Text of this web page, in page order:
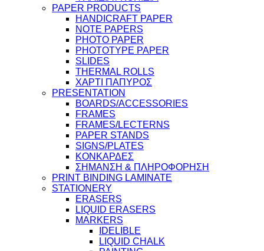
PAPER PRODUCTS
HANDICRAFT PAPER
NOTE PAPERS
PHOTO PAPER
PHOTOTYPE PAPER
SLIDES
THERMAL ROLLS
ΧΑΡΤΙ ΠΑΠΥΡΟΣ
PRESENTATION
BOARDS/ACCESSORIES
FRAMES
FRAMES/LECTERNS
PAPER STANDS
SIGNS/PLATES
ΚΟΝΚΑΡΔΕΣ
ΣΗΜΑΝΣΗ & ΠΛΗΡΟΦΟΡΗΣΗ
PRINT BINDING LAMINATE
STATIONERY
ERASERS
LIQUID ERASERS
MARKERS
IDELIBLE
LIQUID CHALK